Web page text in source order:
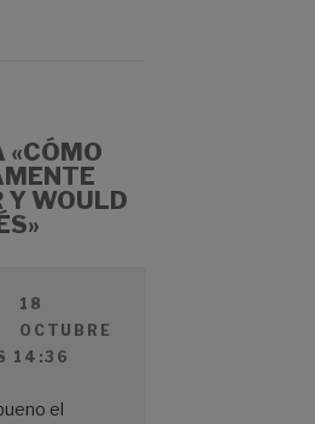
«CÓMO
Y WOULD
18
OCTUBRE
14:36
el